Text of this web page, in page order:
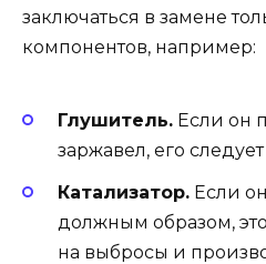
заключаться в замене
компонентов, например:
Глушитель. Если он
заржавел, его
Катализатор. Если
должным образом,
на выбросы и